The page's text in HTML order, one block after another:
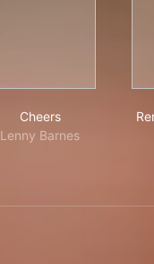
Cheers
Lenny Barnes